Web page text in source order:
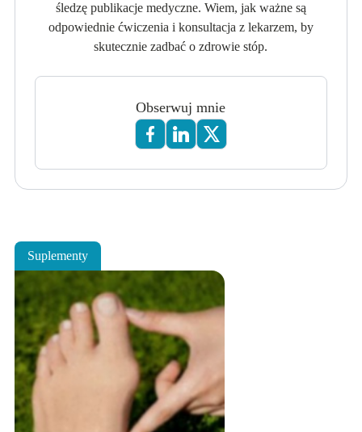
śledzę publikacje medyczne. Wiem, jak ważne są
odpowiednie ćwiczenia i konsultacja z lekarzem, by
skutecznie zadbać o zdrowie stóp.
Obserwuj mnie
Suplementy